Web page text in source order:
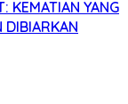
KEMATIAN YANG
DIBIARKAN